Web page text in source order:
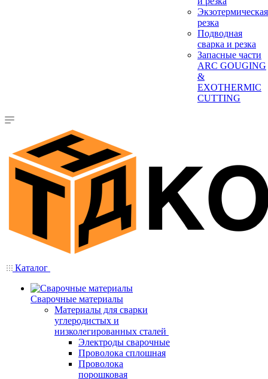
Экзотермическая
резка
Подводная
сварка и резка
Запасные части
ARC GOUGING
&
EXOTHERMIC
CUTTING
Каталог
Сварочные материалы
Материалы для сварки
углеродистых и
низколегированных сталей
Электроды сварочные
Проволока сплошная
Проволока
порошковая